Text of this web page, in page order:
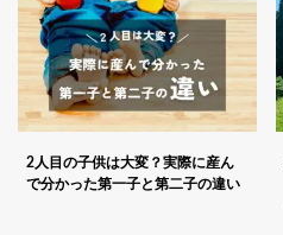
2人目の子供は大変？実際に産ん
で分かった第一子と第二子の違い